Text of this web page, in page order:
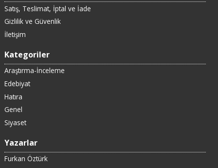
Satış, Teslimat, İptal ve İade
Gizlilik ve Güvenlik
İletişim
Kategoriler
Araştırma-İnceleme
Edebiyat
Hatıra
Genel
Siyaset
Yazarlar
Furkan Öztürk